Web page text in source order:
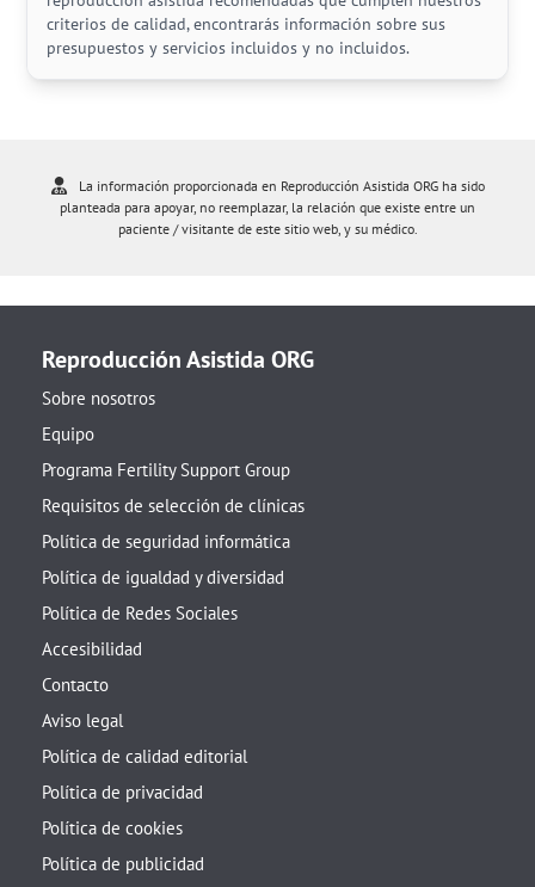
criterios de calidad, encontrarás información sobre sus
presupuestos y servicios incluidos y no incluidos.
La información proporcionada en Reproducción Asistida ORG ha sido
planteada para apoyar, no reemplazar, la relación que existe entre un
paciente / visitante de este sitio web, y su médico.
Reproducción Asistida ORG
Sobre nosotros
Equipo
Programa Fertility Support Group
Requisitos de selección de clínicas
Política de seguridad informática
Política de igualdad y diversidad
Política de Redes Sociales
Accesibilidad
Contacto
Aviso legal
Política de calidad editorial
Política de privacidad
Política de cookies
Política de publicidad